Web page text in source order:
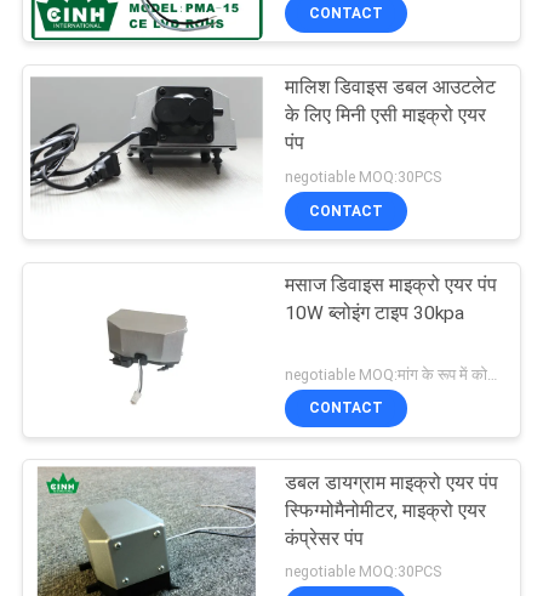
Brushless डीसी पम्प
32
साइलेंट एक्वेरियम एयर
पम्प
16
CONTACT
मालिश डिवाइस डबल आउटलेट
के लिए मिनी एसी माइक्रो एयर
पंप
negotiable MOQ:30PCS
CONTACT
मसाज डिवाइस माइक्रो एयर पंप
10W ब्लोइंग टाइप 30kpa
CONTACT
डबल डायग्राम माइक्रो एयर पंप
स्फिग्मोमैनोमीटर, माइक्रो एयर
कंप्रेसर पंप
negotiable MOQ:30PCS